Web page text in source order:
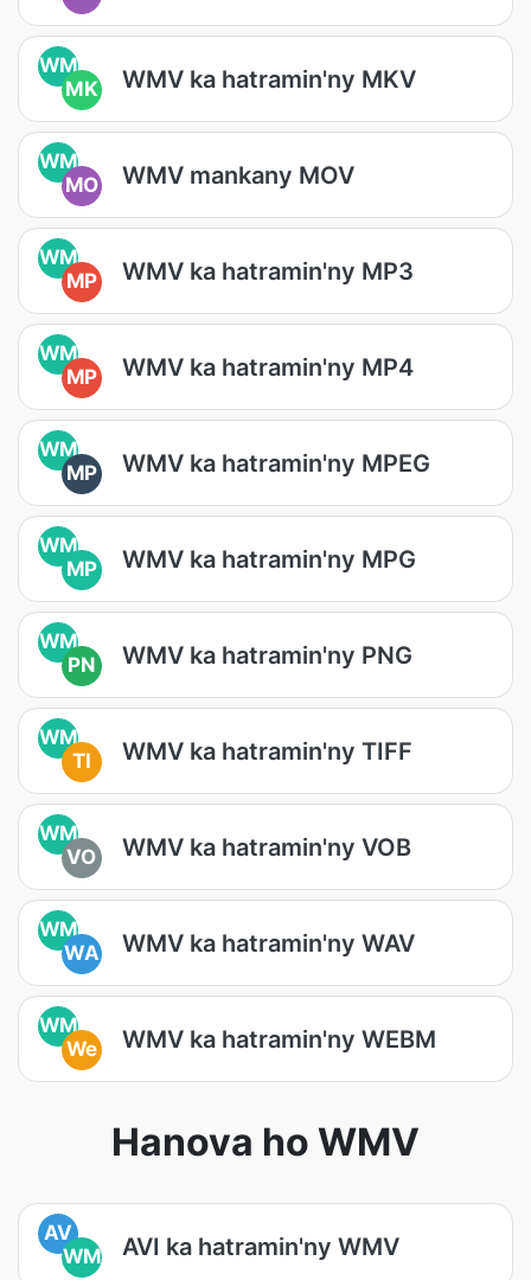
WM
MK
WMV ka hatramin'ny MKV
WM
MO
WMV mankany MOV
WM
MP
WMV ka hatramin'ny MP3
WM
MP
WMV ka hatramin'ny MP4
WM
MP
WMV ka hatramin'ny MPEG
WM
MP
WMV ka hatramin'ny MPG
WM
PN
WMV ka hatramin'ny PNG
WM
TI
WMV ka hatramin'ny TIFF
WM
VO
WMV ka hatramin'ny VOB
WM
WA
WMV ka hatramin'ny WAV
WM
We
WMV ka hatramin'ny WEBM
Hanova ho WMV
AV
WM
AVI ka hatramin'ny WMV